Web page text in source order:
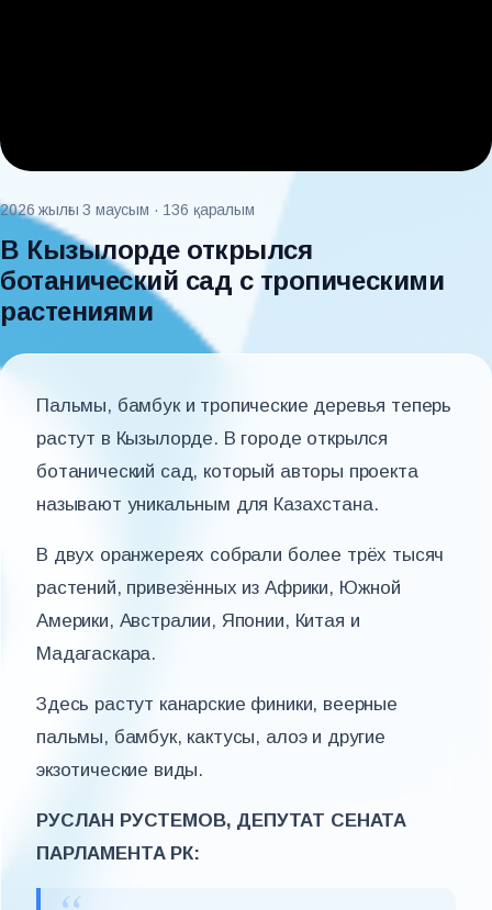
2026 жылғы 3 маусым · 136 қаралым
В Кызылорде открылся
ботанический сад с тропическими
растениями
Пальмы, бамбук и тропические деревья теперь
растут в Кызылорде. В городе открылся
ботанический сад, который авторы проекта
называют уникальным для Казахстана.
В двух оранжереях собрали более трёх тысяч
растений, привезённых из Африки, Южной
Америки, Австралии, Японии, Китая и
Мадагаскара.
Здесь растут канарские финики, веерные
пальмы, бамбук, кактусы, алоэ и другие
экзотические виды.
РУСЛАН РУСТЕМОВ, ДЕПУТАТ СЕНАТА
ПАРЛАМЕНТА РК: